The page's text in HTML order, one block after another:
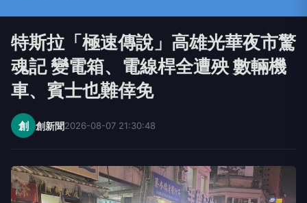
特斯拉「極速傳說」高雄光華夜市驚
魂記 變電箱、電線桿全遭殃 數輛機
車、賓士也難倖免
創 創新聞2026-08-07 21:30:48